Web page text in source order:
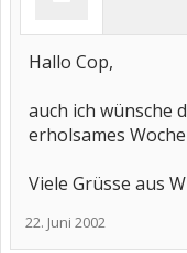
Hallo Cop,
auch ich wünsche
erholsames
Viele Grüsse aus
22. Juni 2002